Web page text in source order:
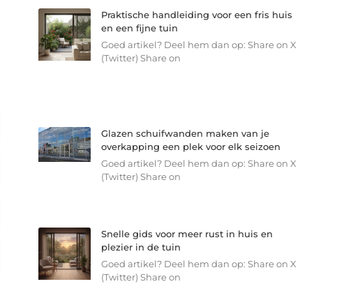
Praktische handleiding voor een fris huis
en een fijne tuin
Goed artikel? Deel hem dan op: Share on X
(Twitter) Share on
Glazen schuifwanden maken van je
overkapping een plek voor elk seizoen
Goed artikel? Deel hem dan op: Share on X
(Twitter) Share on
Snelle gids voor meer rust in huis en
plezier in de tuin
Goed artikel? Deel hem dan op: Share on X
(Twitter) Share on